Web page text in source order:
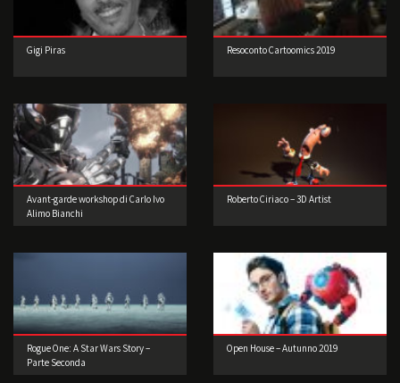
Gigi Piras Resoconto Cartoomics 2019
Avant-garde workshop di Carlo Ivo
Alimo Bianchi
Roberto Ciriaco – 3D Artist
Rogue One: A Star Wars Story –
Parte Seconda
Open House – Autunno 2019